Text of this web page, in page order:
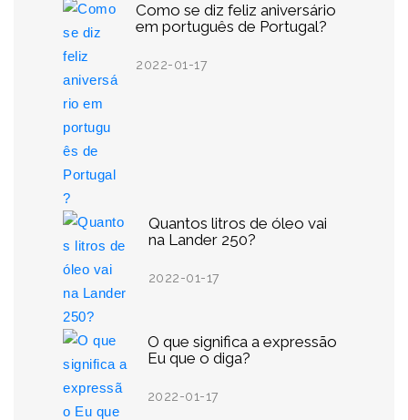
Como se diz feliz aniversário
em português de Portugal?
2022-01-17
Quantos litros de óleo vai
na Lander 250?
2022-01-17
O que significa a expressão
Eu que o diga?
2022-01-17